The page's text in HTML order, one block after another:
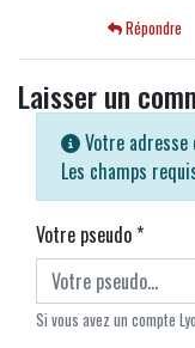
Répondre
Laisser un
Votre adresse
Les champs
Votre pseudo*
Si vous avez un compte